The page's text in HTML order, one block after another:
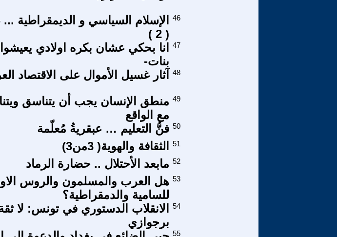
الإسلام السياسي و الديمقراطية ...
( 2 )
46
انا بحكي عشان بكره اولادي يعيشوا
بنات-
47
آثار غسيل الأموال على الاقتصاد 48
منطق الإنسان يجب أن يتناسق
مع الواقع
49
فنُّ التعليم … عبقريةُ مُعلّمة 50
الثقافة والهوية( 3من3) 51
مابعد الأحتلال .. حضارة الرماد 52
هل العرب والمسلمون والروس
للسامية والدمقراطية؟
53
الانقلاب الدستوري في تونس: لا
برجوازي
54
55